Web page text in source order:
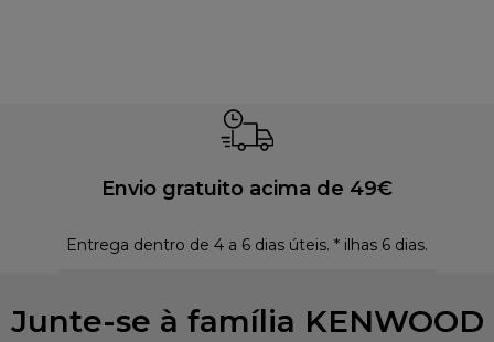
Envio gratuito acima de 49€
Entrega dentro de 4 a 6 dias úteis. * ilhas 6 dias.
Junte-se à família KENWOOD